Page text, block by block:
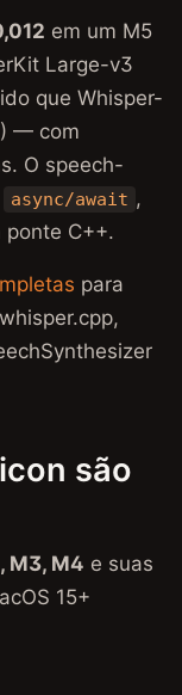
em um M5
Large-v3
que Whisper-
— com
O speech-
async/await ,
ponte C++.
para
são
M3, M4 e suas
15+